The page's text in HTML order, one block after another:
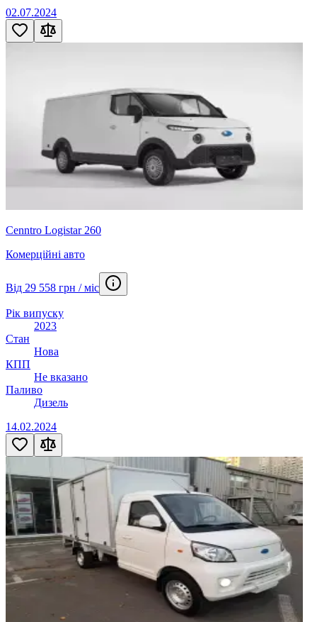
02.07.2024
Cenntro Logistar 260
Комерційні авто
Від 29 558 грн / міс
Рік випуску
2023
Стан
Нова
КПП
Не вказано
Паливо
Дизель
14.02.2024